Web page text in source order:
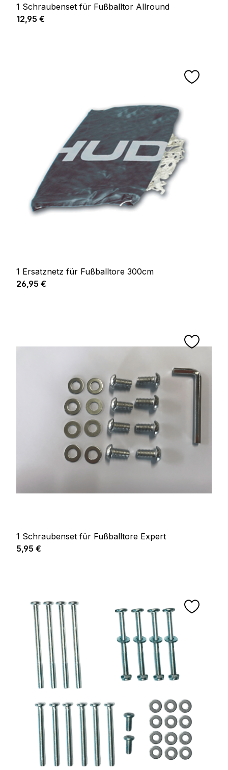
1 Schraubenset für Fußballtor Allround
Prix régulier :
12,95 €
1 Ersatznetz für Fußballtore 300cm
Prix régulier :
26,95 €
1 Schraubenset für Fußballtore Expert
Prix régulier :
5,95 €